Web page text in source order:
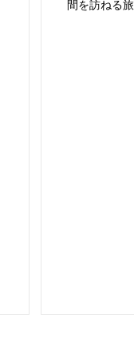
間を訪ねる